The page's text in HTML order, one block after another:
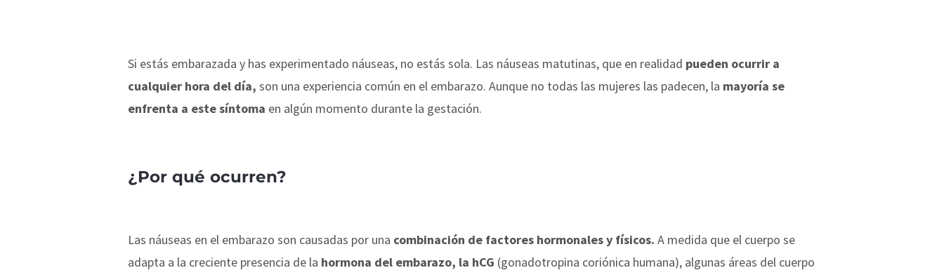
Si estás embarazada y has experimentado náuseas, no estás sola. Las náuseas matutinas, que en realidad pueden ocurrir a
cualquier hora del día, son una experiencia común en el embarazo. Aunque no todas las mujeres las padecen, la mayoría se
enfrenta a este síntoma en algún momento durante la gestación.
¿Por qué ocurren?
Las náuseas en el embarazo son causadas por una combinación de factores hormonales y físicos. A medida que el cuerpo se
adapta a la creciente presencia de la hormona del embarazo, la hCG (gonadotropina coriónica humana), algunas áreas del cuerpo